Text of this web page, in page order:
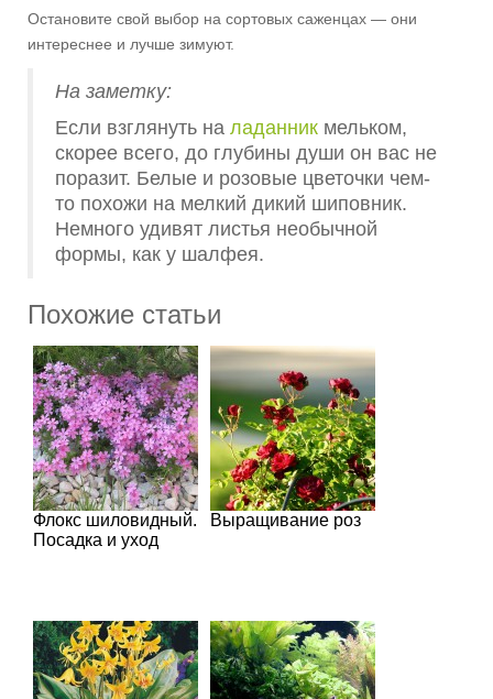
Остановите свой выбор на сортовых саженцах — они
интереснее и лучше зимуют.
На заметку:
Если взглянуть на ладанник мельком,
скорее всего, до глубины души он вас не
поразит. Белые и розовые цветочки чем-
то похожи на мелкий дикий шиповник.
Немного удивят листья необычной
формы, как у шалфея.
Похожие статьи
Флокс шиловидный.
Посадка и уход
Выращивание роз